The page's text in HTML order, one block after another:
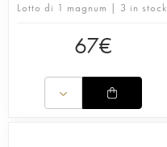
Lotto di 1 magnum | 3 in stock
67€